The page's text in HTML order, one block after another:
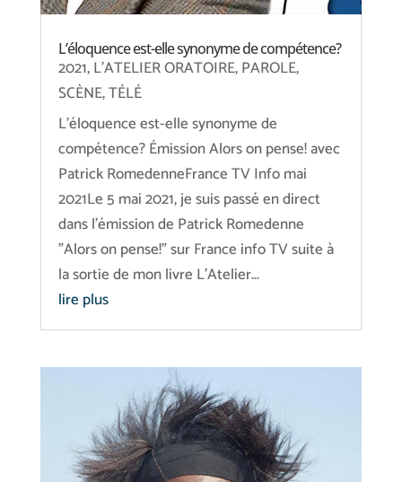
L’éloquence est-elle synonyme de compétence?
2021,L'ATELIER ORATOIRE,PAROLE,
SCÈNE,TÉLÉ
L'éloquence est-elle synonyme de
compétence? Émission Alors on pense! avec
Patrick RomedenneFrance TV Info mai
2021Le 5 mai 2021, je suis passé en direct
dans l'émission de Patrick Romedenne
"Alors on pense!" sur France info TV suite à
la sortie de mon livre L'Atelier...
lire plus